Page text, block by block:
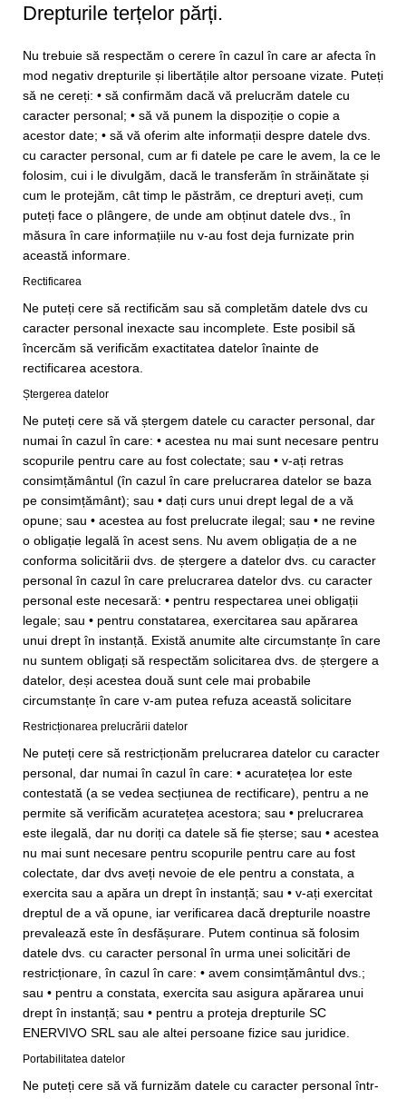
Drepturile terțelor părți.
Nu trebuie să respectăm o cerere în cazul în care ar afecta în
mod negativ drepturile și libertățile altor persoane vizate. Puteți
să ne cereți: • să confirmăm dacă vă prelucrăm datele cu
caracter personal; • să vă punem la dispoziție o copie a
acestor date; • să vă oferim alte informații despre datele dvs.
cu caracter personal, cum ar fi datele pe care le avem, la ce le
folosim, cui i le divulgăm, dacă le transferăm în străinătate și
cum le protejăm, cât timp le păstrăm, ce drepturi aveți, cum
puteți face o plângere, de unde am obținut datele dvs., în
măsura în care informațiile nu v-au fost deja furnizate prin
această informare.
Rectificarea
Ne puteți cere să rectificăm sau să completăm datele dvs cu
caracter personal inexacte sau incomplete. Este posibil să
încercăm să verificăm exactitatea datelor înainte de
rectificarea acestora.
Ștergerea datelor
Ne puteți cere să vă ștergem datele cu caracter personal, dar
numai în cazul în care: • acestea nu mai sunt necesare pentru
scopurile pentru care au fost colectate; sau • v-ați retras
consimțământul (în cazul în care prelucrarea datelor se baza
pe consimțământ); sau • dați curs unui drept legal de a vă
opune; sau • acestea au fost prelucrate ilegal; sau • ne revine
o obligație legală în acest sens. Nu avem obligația de a ne
conforma solicitării dvs. de ștergere a datelor dvs. cu caracter
personal în cazul în care prelucrarea datelor dvs. cu caracter
personal este necesară: • pentru respectarea unei obligații
legale; sau • pentru constatarea, exercitarea sau apărarea
unui drept în instanță. Există anumite alte circumstanțe în care
nu suntem obligați să respectăm solicitarea dvs. de ștergere a
datelor, deși acestea două sunt cele mai probabile
circumstanțe în care v-am putea refuza această solicitare
Restricționarea prelucrării datelor
Ne puteți cere să restricționăm prelucrarea datelor cu caracter
personal, dar numai în cazul în care: • acuratețea lor este
contestată (a se vedea secțiunea de rectificare), pentru a ne
permite să verificăm acuratețea acestora; sau • prelucrarea
este ilegală, dar nu doriți ca datele să fie șterse; sau • acestea
nu mai sunt necesare pentru scopurile pentru care au fost
colectate, dar dvs aveți nevoie de ele pentru a constata, a
exercita sau a apăra un drept în instanță; sau • v-ați exercitat
dreptul de a vă opune, iar verificarea dacă drepturile noastre
prevalează este în desfășurare. Putem continua să folosim
datele dvs. cu caracter personal în urma unei solicitări de
restricționare, în cazul în care: • avem consimțământul dvs.;
sau • pentru a constata, exercita sau asigura apărarea unui
drept în instanță; sau • pentru a proteja drepturile SC
ENERVIVO SRL sau ale altei persoane fizice sau juridice.
Portabilitatea datelor
Ne puteți cere să vă furnizăm datele cu caracter personal într-